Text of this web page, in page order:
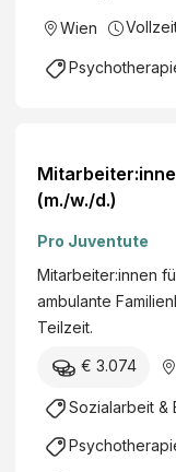
Wien
(m./w./d.)
Pro Juventute
Mitarbeiter:innen
ambulante
Teilzeit.
€ 3.074
Sozialarbeit &